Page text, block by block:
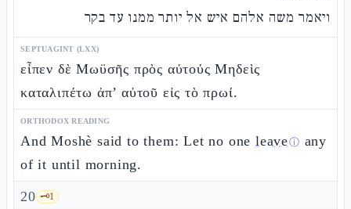
ויאמר משה אלהם איש אל יותר ממנו עד בקר
SEPTUAGINT (LXX)
εἶπεν δὲ Μωϋσῆς πρὸς αὐτούς Μηδεὶς
καταλιπέτω ἀπ’ αὐτοῦ εἰς τὸ πρωί.
ORTHODOX READING
And Moshè said to them: Let no one leaveⓘ any
of it until morning.
20 🗝️1